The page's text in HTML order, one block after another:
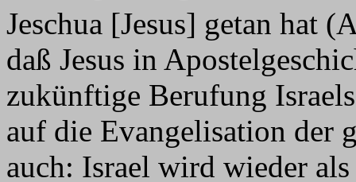
Jeschua [Jesus] getan hat
daß Jesus in
zukünftige Berufung
auf die Evangelisation der
auch: Israel wird wieder